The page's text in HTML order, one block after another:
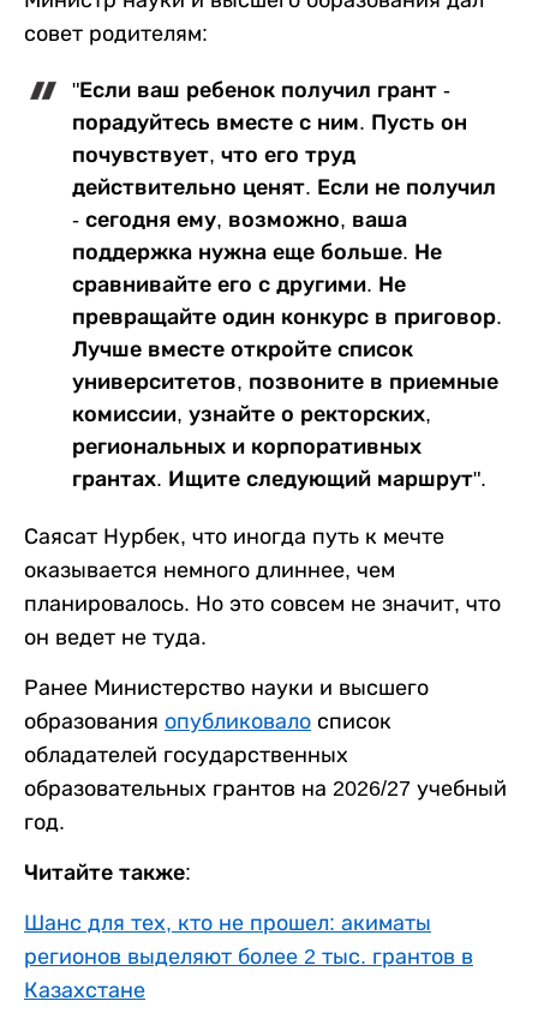
совет родителям:
"Если ваш ребенок получил грант -
порадуйтесь вместе с ним. Пусть он
почувствует, что его труд
действительно ценят. Если не получил
- сегодня ему, возможно, ваша
поддержка нужна еще больше. Не
сравнивайте его с другими. Не
превращайте один конкурс в приговор.
Лучше вместе откройте список
университетов, позвоните в приемные
комиссии, узнайте о ректорских,
региональных и корпоративных
грантах. Ищите следующий маршрут".
Саясат Нурбек, что иногда путь к мечте
оказывается немного длиннее, чем
планировалось. Но это совсем не значит, что
он ведет не туда.
Ранее Министерство науки и высшего
образования опубликовало список
обладателей государственных
образовательных грантов на 2026/27 учебный
год.
Читайте также:
Шанс для тех, кто не прошел: акиматы
регионов выделяют более 2 тыс. грантов в
Казахстане